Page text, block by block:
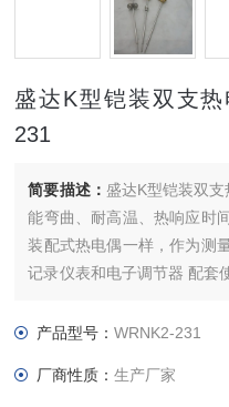
盛达K型铠装双支
231
简要描述： 盛达K型铠装双
能弯曲、耐高温、热响应时
装配式热电偶一样，作为测
记录仪表和电子调节器 配套
围内的液体、蒸汽和气体介
产品型号：WRNK2-231
厂商性质：生产厂家